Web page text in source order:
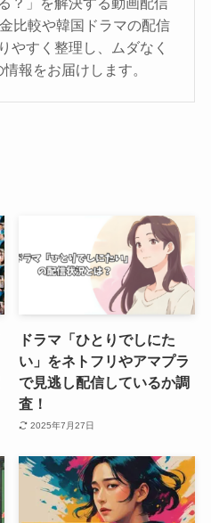
比較や韓国ドラマの配信
やすく整理し、ムダなく
報をお届けします。
ドラマ「ひとりでしにた
い」をネトフリやアマプラ
で見逃し配信しているか調
査！
2025年7月27日